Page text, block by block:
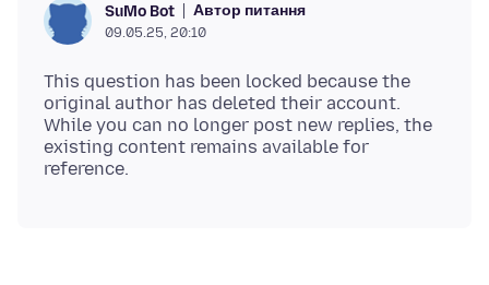
SuMo Bot Автор питання
09.05.25, 20:10
This question has been locked because the
original author has deleted their account.
While you can no longer post new replies, the
existing content remains available for